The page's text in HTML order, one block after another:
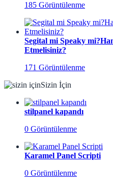
185 Görüntülenme
Segital mi Speaky
Etmelisiniz?
171 Görüntülenme
Sizin İçin
stilpanel kapandı
0 Görüntülenme
Karamel Panel Scripti
0 Görüntülenme